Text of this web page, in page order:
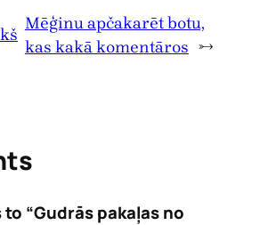
Mēģinu apčakarēt botu,
kas kakā komentāros →
“Gudrās pakaļas no